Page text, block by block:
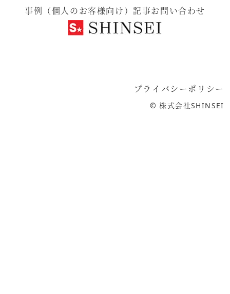
事例（個人のお客様向け）記事お問い合わせ
プライバシーポリシー
©株式会社SHINSEI